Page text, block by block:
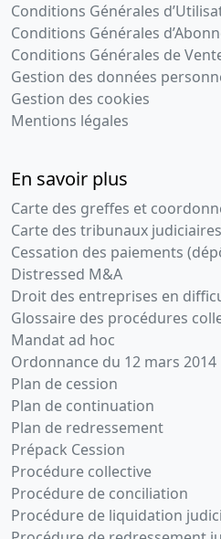
Conditions Générales
Conditions Générales
Conditions Générales de
Gestion des données
Gestion des cookies
Mentions légales
En savoir plus
Carte des greffes et
Carte des tribunaux judiciaires
Cessation des paiements
Distressed M&A
Droit des entreprises en
Glossaire des procédures
Mandat ad hoc
Ordonnance du 12 mars 2014
Plan de cession
Plan de continuation
Plan de redressement
Prépack Cession
Procédure collective
Procédure de conciliation
Procédure de liquidation